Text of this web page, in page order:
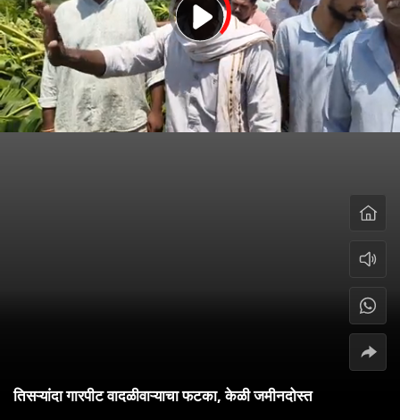
तिसऱ्यांदा गारपीट वादळीवाऱ्याचा फटका, केळी जमीनदोस्त